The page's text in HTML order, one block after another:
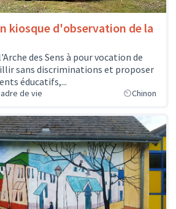
kiosque d'observation de la
des Sens à pour vocation de
sans discriminations et proposer
éducatifs,...
de vie Chinon